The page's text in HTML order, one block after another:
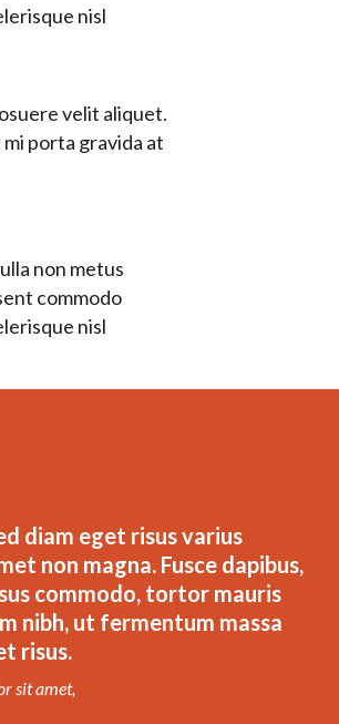
nisl
velit aliquet.
porta gravida at
non metus
commodo
nisl
diam eget risus varius
non magna. Fusce dapibus,
commodo, tortor mauris
nibh, ut fermentum massa
risus.
sit amet,